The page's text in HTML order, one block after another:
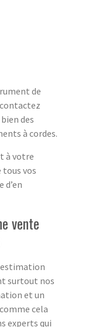
de
des
à cordes.
à votre
tous vos
vente
estimation
surtout nos
et un
cela
experts qui